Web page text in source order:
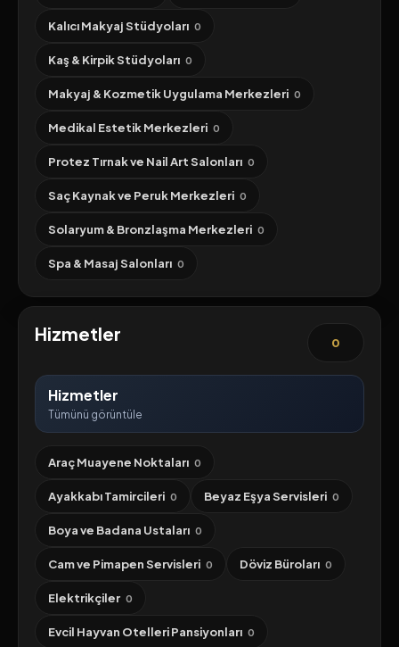
Kalıcı Makyaj Stüdyoları 0
Kaş & Kirpik Stüdyoları 0
Makyaj & Kozmetik Uygulama Merkezleri 0
Medikal Estetik Merkezleri 0
Protez Tırnak ve Nail Art Salonları 0
Saç Kaynak ve Peruk Merkezleri 0
Solaryum & Bronzlaşma Merkezleri 0
Spa & Masaj Salonları 0
Hizmetler 0
Hizmetler
Tümünü görüntüle
Araç Muayene Noktaları 0
Ayakkabı Tamircileri 0 Beyaz Eşya Servisleri 0
Boya ve Badana Ustaları 0
Cam ve Pimapen Servisleri 0 Döviz Büroları 0
Elektrikçiler 0
Evcil Hayvan Otelleri Pansiyonları 0